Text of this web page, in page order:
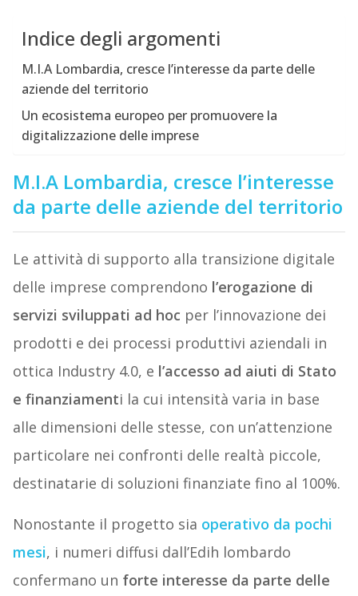
Indice degli argomenti
M.I.A Lombardia, cresce l’interesse da parte delle
aziende del territorio
Un ecosistema europeo per promuovere la
digitalizzazione delle imprese
M.I.A Lombardia, cresce l’interesse
da parte delle aziende del territorio
Le attività di supporto alla transizione digitale
delle imprese comprendono l’erogazione di
servizi sviluppati ad hoc per l’innovazione dei
prodotti e dei processi produttivi aziendali in
ottica Industry 4.0, e l’accesso ad aiuti di Stato
e finanziamenti la cui intensità varia in base
alle dimensioni delle stesse, con un’attenzione
particolare nei confronti delle realtà piccole,
destinatarie di soluzioni finanziate fino al 100%.
Nonostante il progetto sia operativo da pochi
mesi, i numeri diffusi dall’Edih lombardo
confermano un forte interesse da parte delle